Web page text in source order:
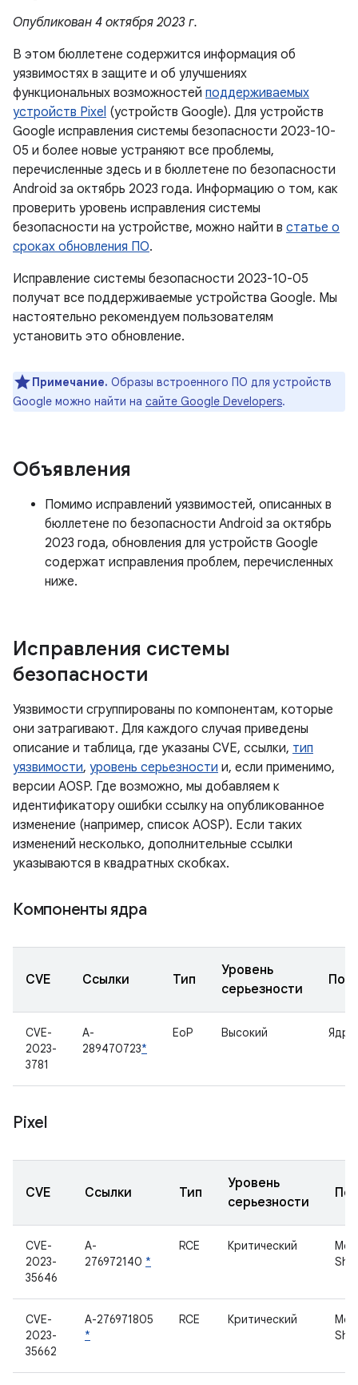
Опубликован 4 октября 2023 г.
В этом бюллетене содержится информация об
уязвимостях в защите и об улучшениях
функциональных возможностей поддерживаемых
устройств Pixel (устройств Google). Для устройств
Google исправления системы безопасности 2023-10-
05 и более новые устраняют все проблемы,
перечисленные здесь и в бюллетене по безопасности
Android за октябрь 2023 года. Информацию о том, как
проверить уровень исправления системы
безопасности на устройстве, можно найти в статье о
сроках обновления ПО.
Исправление системы безопасности 2023-10-05
получат все поддерживаемые устройства Google. Мы
настоятельно рекомендуем пользователям
установить это обновление.
Примечание. Образы встроенного ПО для устройств
Google можно найти на сайте Google Developers.
Объявления
Помимо исправлений уязвимостей, описанных в
бюллетене по безопасности Android за октябрь
2023 года, обновления для устройств Google
содержат исправления проблем, перечисленных
ниже.
Исправления системы
безопасности
Уязвимости сгруппированы по компонентам, которые
они затрагивают. Для каждого случая приведены
описание и таблица, где указаны CVE, ссылки, тип
уязвимости, уровень серьезности и, если применимо,
версии AOSP. Где возможно, мы добавляем к
идентификатору ошибки ссылку на опубликованное
изменение (например, список AOSP). Если таких
изменений несколько, дополнительные ссылки
указываются в квадратных скобках.
Компоненты ядра
CVE Ссылки Тип
Уровень
серьезности
CVE-
2023-
3781
A-
289470723*
EoP Высокий Ядро
Pixel
CVE Ссылки Тип
Уровень
серьезности
CVE-
2023-
35646
A-
276972140 *
RCE Критический
CVE-
2023-
35662
A-276971805
*
RCE Критический